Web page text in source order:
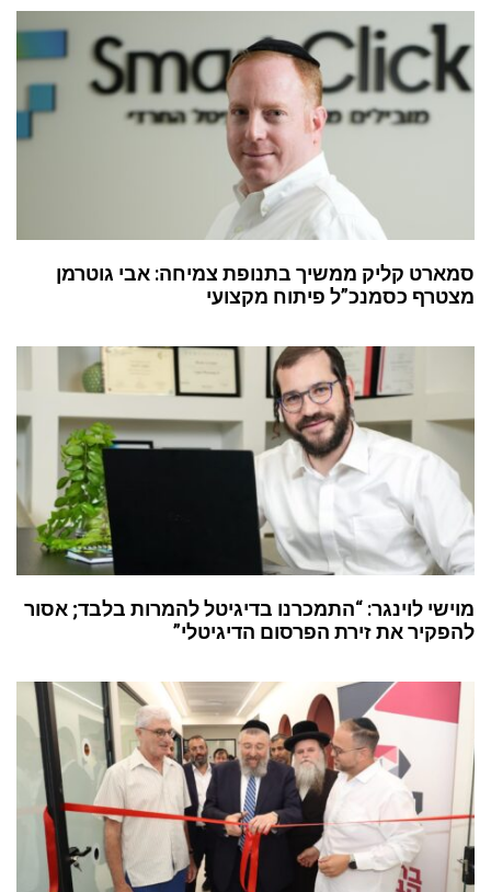
סמארט קליק ממשיך בתנופת צמיחה: אבי גוטרמן
מצטרף כסמנכ”ל פיתוח מקצועי
מוישי לוינגר: “התמכרנו בדיגיטל להמרות בלבד; אסור
להפקיר את זירת הפרסום הדיגיטלי”